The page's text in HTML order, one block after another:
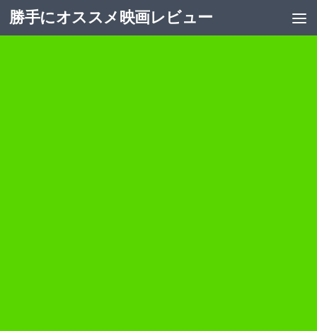
コンテンツへスキップ
勝手にオススメ映画レビュー